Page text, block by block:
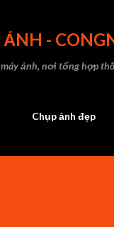
-
máy ảnh, nơi tổng hợp
Chụp ảnh đẹp